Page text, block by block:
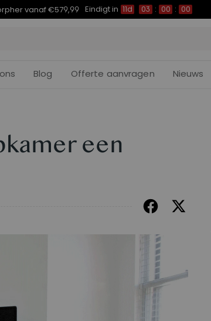
vanaf €399,99 Eindigt in 11d 02 : 59 : 59
Blog Offerte aanvragen Nieuws
een